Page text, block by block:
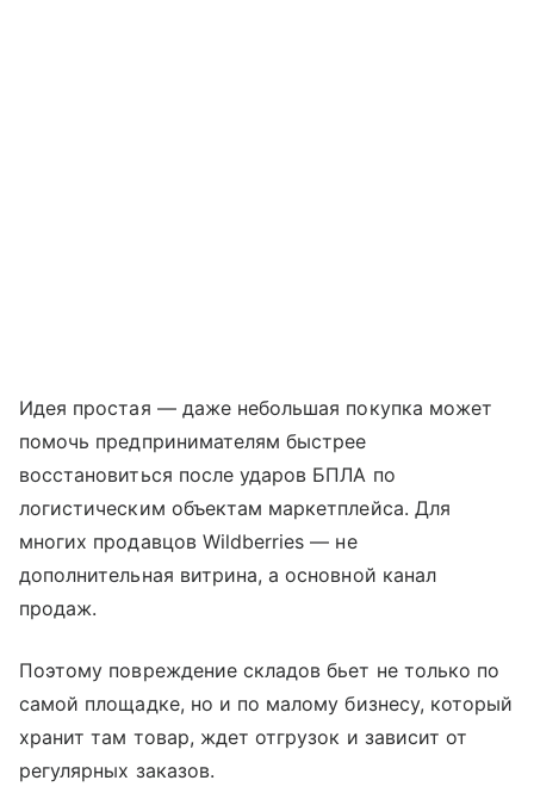
Идея простая — даже небольшая покупка может
помочь предпринимателям быстрее
восстановиться после ударов БПЛА по
логистическим объектам маркетплейса. Для
многих продавцов Wildberries — не
дополнительная витрина, а основной канал
продаж.
Поэтому повреждение складов бьет не только по
самой площадке, но и по малому бизнесу, который
хранит там товар, ждет отгрузок и зависит от
регулярных заказов.